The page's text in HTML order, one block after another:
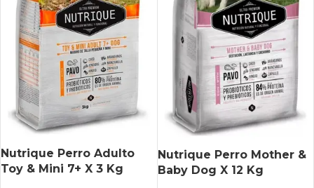
Nutrique Perro Adulto
Toy & Mini 7+ X 3 Kg
Nutrique Perro Mother &
Baby Dog X 12 Kg